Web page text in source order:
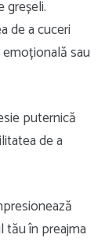
greșeli.
de a cuceri
sau
puternică
de a
tău în preajma